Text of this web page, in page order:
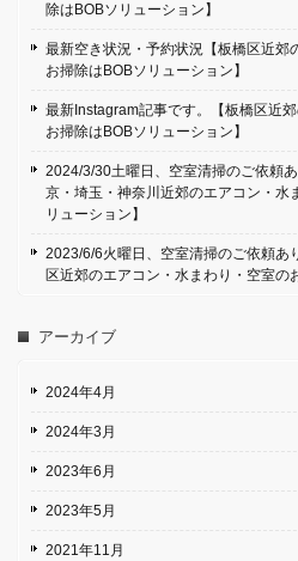
除はBOBソリューション】
最新空き状況・予約状況【板橋区近郊
お掃除はBOBソリューション】
最新Instagram記事です。【板橋区近
お掃除はBOBソリューション】
2024/3/30土曜日、空室清掃のご依頼
京・埼玉・神奈川近郊のエアコン・水
リューション】
2023/6/6火曜日、空室清掃のご依頼あ
区近郊のエアコン・水まわり・空室の
アーカイブ
2024年4月
2024年3月
2023年6月
2023年5月
2021年11月